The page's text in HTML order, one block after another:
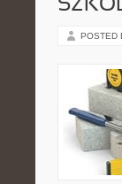
POSTED